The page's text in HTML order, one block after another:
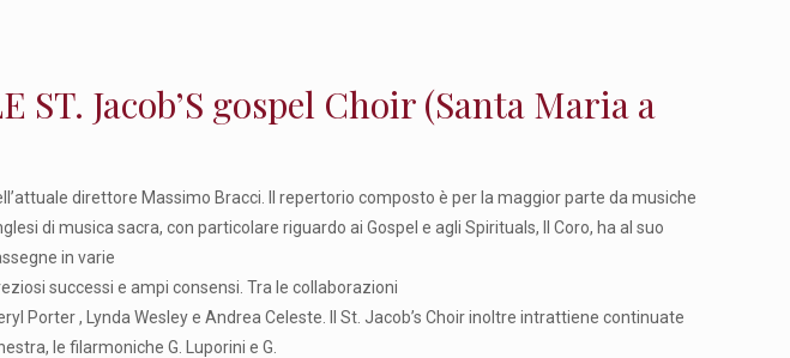
ST. Jacob’S gospel Choir (Santa Maria a
direttore Massimo Bracci. Il repertorio composto è per la maggior parte da musiche
di musica sacra, con particolare riguardo ai Gospel e agli Spirituals, Il Coro, ha al suo
in varie
successi e ampi consensi. Tra le collaborazioni
Porter , Lynda Wesley e Andrea Celeste. Il St. Jacob’s Choir inoltre intrattiene continuate
le filarmoniche G. Luporini e G.